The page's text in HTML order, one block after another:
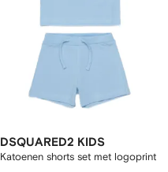
DSQUARED2 KIDS
Katoenen shorts set met logoprint